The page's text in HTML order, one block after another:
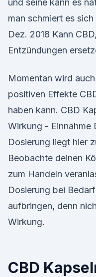
und seine kann es
man schmiert es
Dez. 2018 Kann
Entzündungen
Momentan wird
positiven Effekte
haben kann. CBD
Wirkung - Einnahme
Dosierung liegt hier
Beobachte deinen
zum Handeln
Dosierung bei
aufbringen, denn
Wirkung.
CBD